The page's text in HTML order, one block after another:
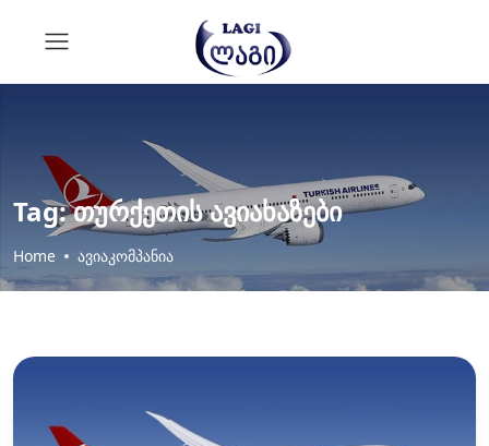
Tag:თურქეთის ავიახაზები
Home ავიაკომპანია